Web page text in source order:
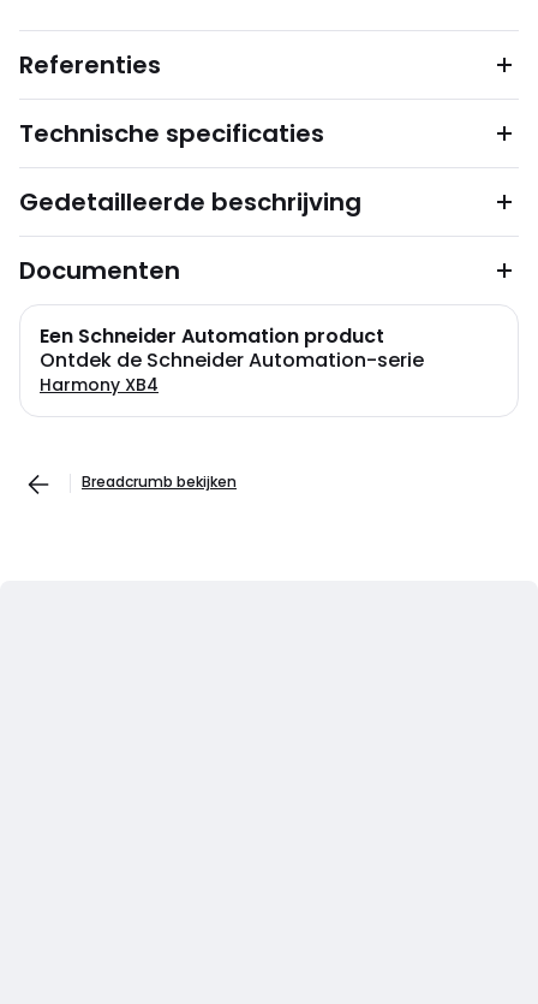
Referenties
Technische specificaties
Gedetailleerde beschrijving
Documenten
Een Schneider Automation product
Ontdek de Schneider Automation-serie
Harmony XB4
Breadcrumb bekijken